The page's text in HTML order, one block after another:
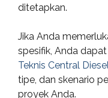
ditetapkan.
Jika Anda
spesifik, Anda
Teknis Central
tipe, dan skenario
proyek Anda.